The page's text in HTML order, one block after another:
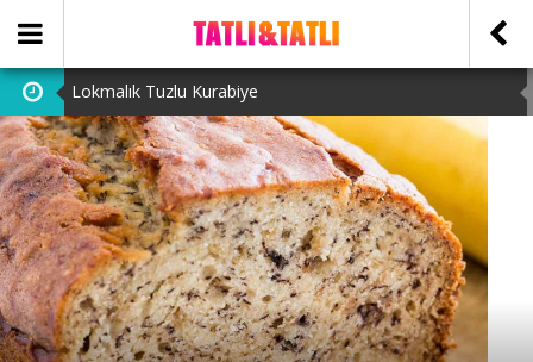
Lokmalık Tuzlu Kurabiye
Tam Ölçülü Un Helvası
Suffle
Cevizli Bulut Kek
Ataşehir Escort Bayanlarını: atasehirescortlari.com ‘da
bulabilirsiniz.